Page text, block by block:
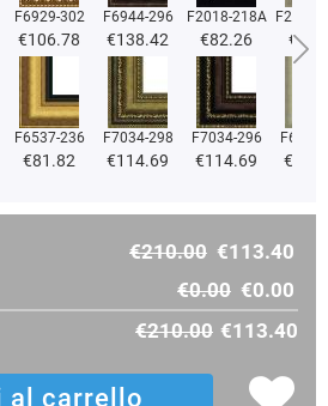
F6929-302
€106.78
F6944-296
€138.42
F2018-218A
€82.26
F2018-
F6537-236
€81.82
F7034-298
€114.69
F7034-296
€114.69
€210.00 €113.40
€0.00 €0.00
€210.00 €113.40